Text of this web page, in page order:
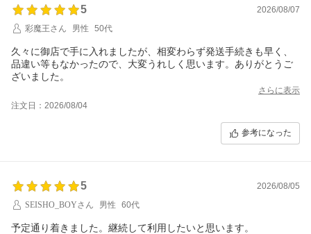
5
2026/08/07
彩魔王さん
男性 50代
久々に御店で手に入れましたが、相変わらず発送手続きも早く、
品違い等もなかったので、大変うれしく思います。ありがとうご
ざいました。
さらに表示
注文日：2026/08/04
参考になった
5
2026/08/05
SEISHO_BOYさん
男性 60代
予定通り着きました。継続して利用したいと思います。